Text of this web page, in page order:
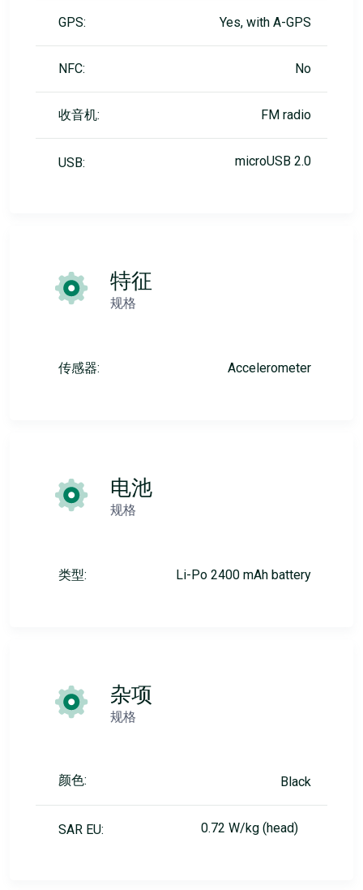
GPS: Yes, with A-GPS
NFC: No
收音机: FM radio
USB: microUSB 2.0
特征
规格
传感器: Accelerometer
电池
规格
类型: Li-Po 2400 mAh battery
杂项
规格
颜色: Black
SAR EU: 0.72 W/kg (head)